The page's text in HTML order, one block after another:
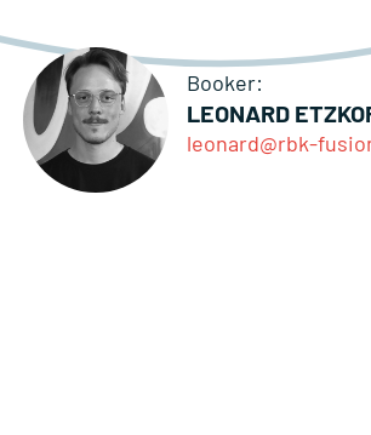
Booker:
LEONARD
leonard@rbk-